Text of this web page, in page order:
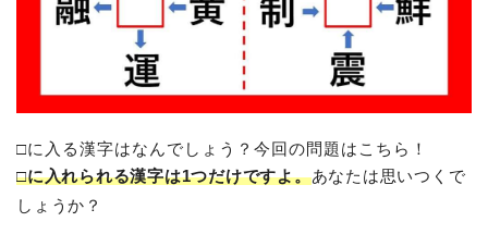
□に入る漢字はなんでしょう？今回の問題はこちら！
□に入れられる漢字は1つだけですよ。あなたは思いつくで
しょうか？